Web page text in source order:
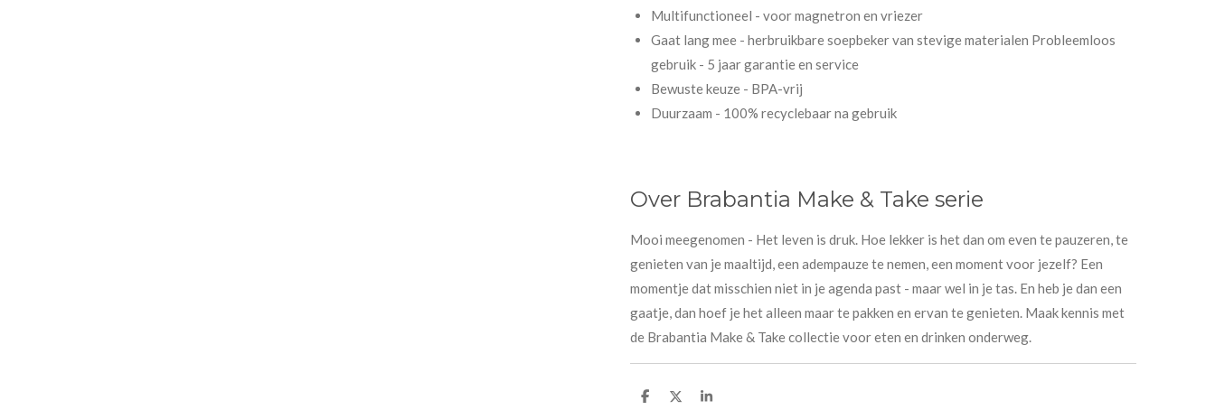
Multifunctioneel - voor magnetron en vriezer
Gaat lang mee - herbruikbare soepbeker van stevige materialen Probleemloos
gebruik - 5 jaar garantie en service
Bewuste keuze - BPA-vrij
Duurzaam - 100% recyclebaar na gebruik
Over Brabantia Make & Take serie
Mooi meegenomen - Het leven is druk. Hoe lekker is het dan om even te pauzeren, te
genieten van je maaltijd, een adempauze te nemen, een moment voor jezelf? Een
momentje dat misschien niet in je agenda past - maar wel in je tas. En heb je dan een
gaatje, dan hoef je het alleen maar te pakken en ervan te genieten. Maak kennis met
de Brabantia Make & Take collectie voor eten en drinken onderweg.
D
D
S